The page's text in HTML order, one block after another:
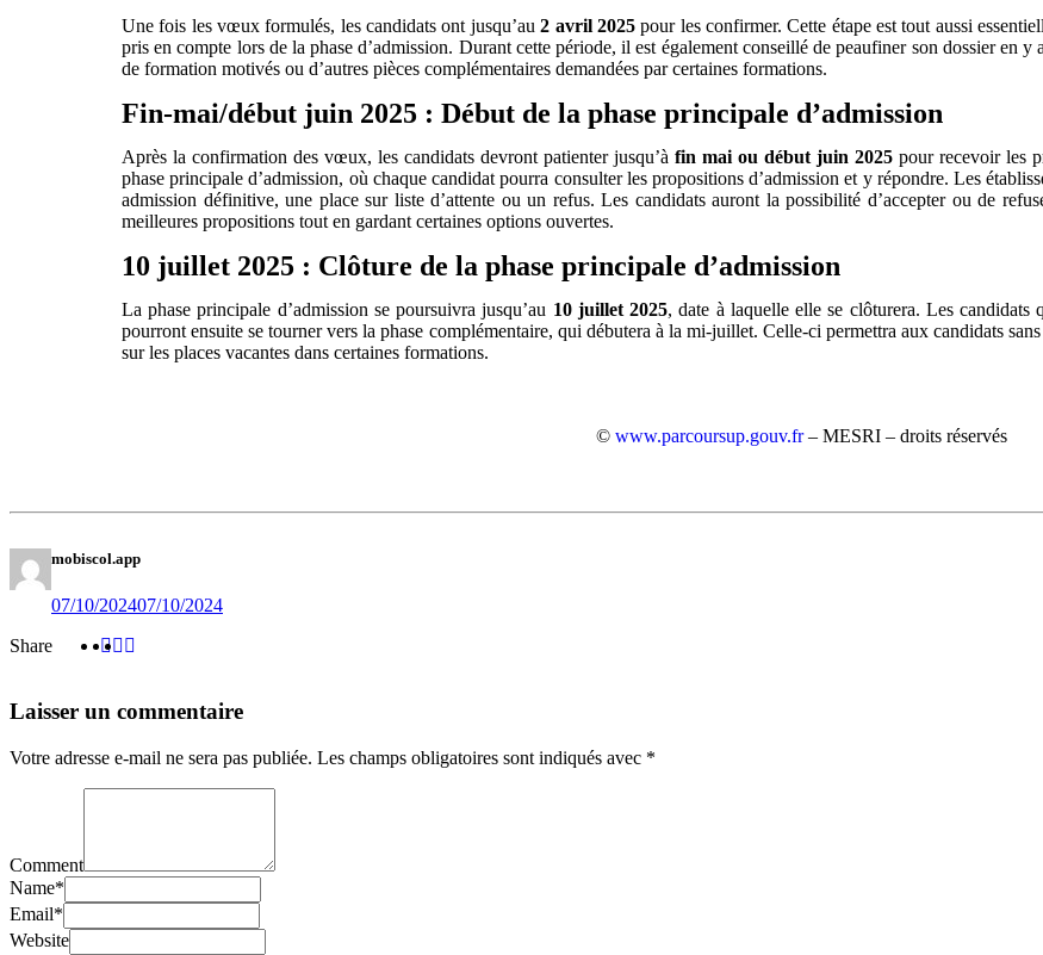
Une fois les vœux formulés, les candidats ont jusqu’au2 avril 2025pour les confirmer. Cette étape est tout aussi
pris en compte lors de la phase d’admission. Durant cette période, il est également conseillé de peaufiner son dossier en
de formation motivés ou d’autres pièces complémentaires demandées par certaines formations.
Fin-mai/début juin 2025 : Début de la phase principale d’admission
Après la confirmation des vœux, les candidats devront patienter jusqu’à fin mai ou début juin 2025 pour recevoir les
phase principale d’admission, où chaque candidat pourra consulter les propositions d’admission et y répondre. Les
admission définitive, une place sur liste d’attente ou un refus. Les candidats auront la possibilité d’accepter ou de
meilleures propositions tout en gardant certaines options ouvertes.
10 juillet 2025 : Clôture de la phase principale d’admission
La phase principale d’admission se poursuivra jusqu’au 10 juillet 2025, date à laquelle elle se clôturera. Les candidats
pourront ensuite se tourner vers la phase complémentaire, qui débutera à la mi-juillet. Celle-ci permettra aux candidats
sur les places vacantes dans certaines formations.
© www.parcoursup.gouv.fr– MESRI – droits réservés
mobiscol.app
07/10/202407/10/2024
Share
Share
Share
Laisser un commentaire
Votre adresse e-mail ne sera pas publiée. Les champs obligatoires sont indiqués avec *
Comment
Name*
Email*
Website